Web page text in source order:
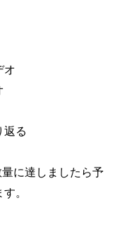
オ
返る
に達しましたら予
。